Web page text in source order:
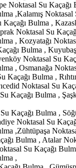
Noktasal Su Kaçağı
,Kalamış Noktasal
Kaçağı Bulma ,
Noktasal Su
, Kozyatağı
Bulma ,
Noktasal Su
, Osmanağa
Kaçağı Bulma ,
Noktasal Su
Kaçağı Bulma ,
Kaçağı Bulma ,
Noktasal Su
,Zühtüpaşa
Bulma , Atalar
Su Kaçağı
,